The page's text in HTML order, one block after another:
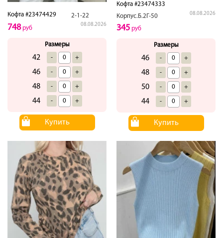
Кофта #23474429 2-1-22
08.08.2026
748руб
Размеры
42 - +
46 - +
48 - +
44 - +
Купить
Кофта #23474333
Корпус.Б.2Г-50
08.08.2026
345 руб
Размеры
46 - +
48 - +
50 - +
44 - +
Купить